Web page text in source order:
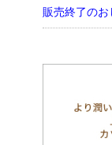
販売終了のお